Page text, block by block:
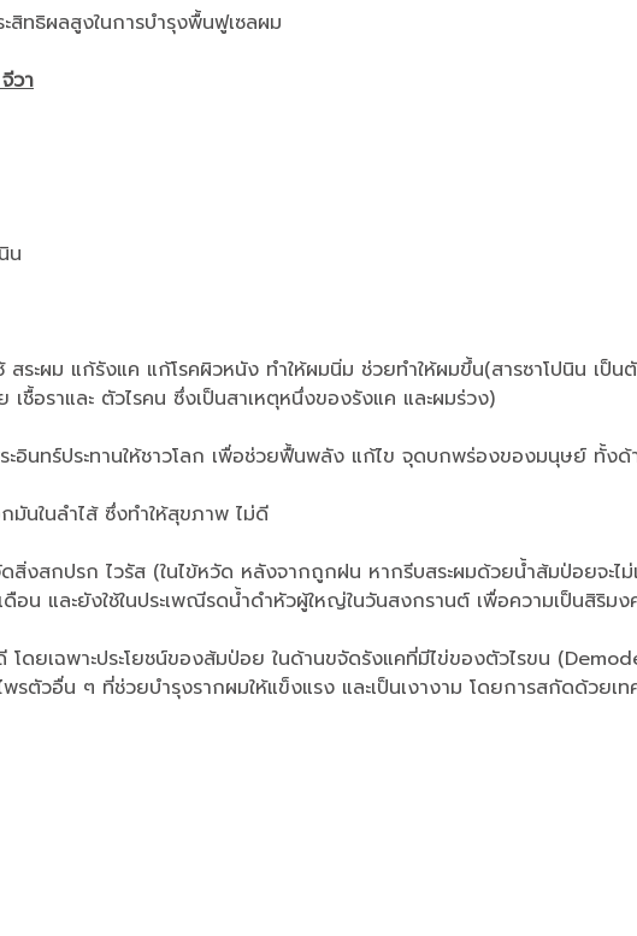
สิทธิผลสูงในการบำรุงพื้นฟูเซลผม
วา
น
ระผม แก้รังแค แก้โรคผิวหนัง ทำให้ผมนิ่ม ช่วยทำให้ผมขึ้น(สารซาโปนิน เป็
เชื้อราและ ตัวไรคน ซึ่งเป็นสาเหตุหนึ่งของรังแค และผมร่วง)
ะอินทร์ประทานให้ชาวโลก เพื่อช่วยฟื้นพลัง แก้ไข จุดบกพร่องของมนุษย์ ทั้
มันในลำไส้ ซึ่งทำให้สุขภาพ ไม่ดี
สิ่งสกปรก ไวรัส (ในไข้หวัด หลังจากถูกฝน หากรีบสระผมด้วยน้ำส้มป่อยจะไ
อน และยังใช้ในประเพณีรดน้ำดำหัวผู้ใหญ่ในวันสงกรานต์ เพื่อความเป็นสิริมง
ยเฉพาะประโยชน์ของส้มป่อย ในด้านขจัดรังแคที่มีไข่ของตัวไรขน
วอื่น ๆ ที่ช่วยบำรุงรากผมให้แข็งแรง และเป็นเงางาม โดยการสกัดด้วยเท